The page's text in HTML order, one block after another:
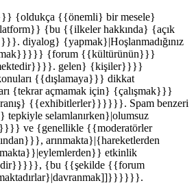
{oldukça {{önemli} bir mesele}
{bu {{ilkeler hakkında} {açık
diyalog} {yapmak}|Hoşlanmadığınız
{forum {{kültürünün}}}
gelen} {kişiler}}}}
{{dışlamaya}}} dikkat
{tekrar açmamak için} {çalışmak}}}
{{exhibitlerler}}}}}}. Spam benzeri
selamlanırken}|olumsuz
ve {genellikle {{moderatörler
arınmakta}|{hareketlerden
etkinlik
{bu {{şekilde {{forum